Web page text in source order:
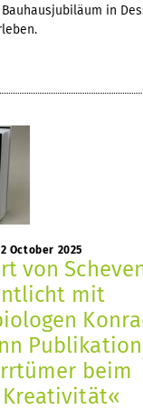
in
October 2025
von
mit
Publikation
beim
Kreativität«